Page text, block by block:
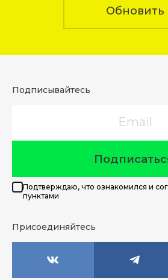
Обновить
Подписывайтесь
Подтверждаю, что ознакомился и
пунктами
Присоединяйтесь